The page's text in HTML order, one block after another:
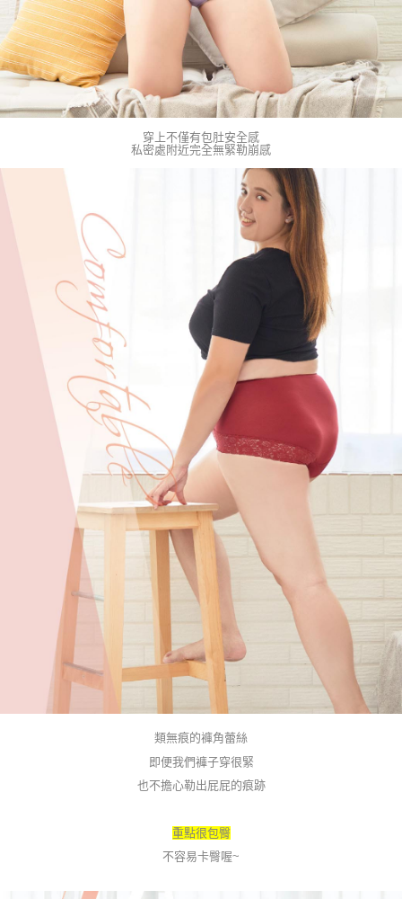
穿上不僅有包肚安全感
私密處附近完全無緊勒崩感
類無痕的褲角蕾絲
即便我們褲子穿很緊
也不擔心勒出屁屁的痕跡
重點很包臀
不容易卡臀喔~